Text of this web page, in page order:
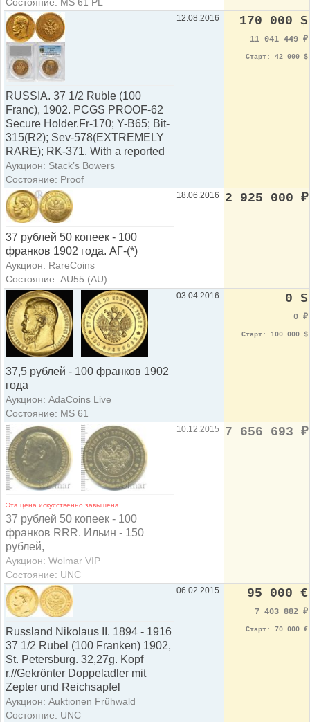
RUSSIA. 37 1/2 Ruble (100
Franc), 1902. PCGS PROOF-62
Secure Holder.Fr-170; Y-B65; Bit-
315(R2); Sev-578(EXTREMELY
RARE); RK-371. With a reported
Аукцион: Stack’s Bowers
Состояние: Proof
12.08.2016 170 000 $
11 041 449 ₽
Старт: 42 000 $
37 рублей 50 копеек - 100
франков 1902 года. АГ-(*)
Аукцион: RareCoins
Состояние: AU55 (AU)
18.06.2016 2 925 000 ₽
37,5 рублей - 100 франков 1902
года
Аукцион: AdaCoins Live
Состояние: MS 61
03.04.2016 0 $
0 ₽
Старт: 100 000 $
Эта цена искусственно завышена
37 рублей 50 копеек - 100
франков RRR. Ильин - 150
рублей,
Аукцион: Wolmar VIP
Состояние: UNC
10.12.2015 7 656 693 ₽
Russland Nikolaus II. 1894 - 1916
37 1/2 Rubel (100 Franken) 1902,
St. Petersburg. 32,27g. Kopf
r.//Gekrönter Doppeladler mit
Zepter und Reichsapfel
Аукцион: Auktionen Frühwald
Состояние: UNC
06.02.2015 95 000 €
7 403 882 ₽
Старт: 70 000 €